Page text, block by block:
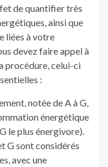
de quantifier très
ainsi que
liées à votre
devez faire appel à
procédure, celui-ci
:
notée de A à G,
énergétique
le plus énergivore).
G sont considérés
avec une